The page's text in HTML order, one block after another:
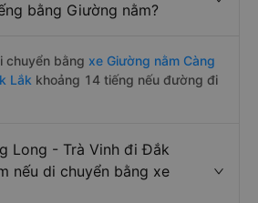
bằng Giường nằm?
chuyển bằng xe Giường nằm Càng
Lắk khoảng 14 tiếng nếu đường đi
Long - Trà Vinh đi Đắk
nếu di chuyển bằng xe